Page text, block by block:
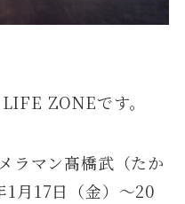
ZONEです。
ラマン髙橋武（たか
月17日（金）～20